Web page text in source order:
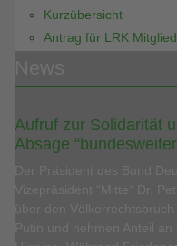
Kurzübersicht
Antrag für LRK
Aufruf zur Solidarität
Absage